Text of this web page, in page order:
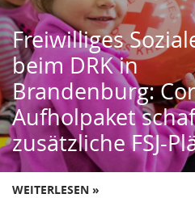
Freiwilliges
beim DRK in
Brandenburg:
Aufholpaket
zusätzliche FSJ-
WEITERLESEN »